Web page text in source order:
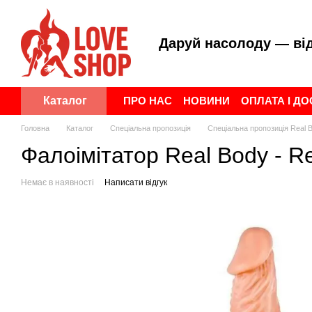
Перейти до основного контенту
Даруй насолоду —
Каталог ПРО НАС НОВИНИ
ОПЛАТА І
ПУБЛІЧНА ОФЕРТА
УГОДА
Головна Каталог Спеціальна пропозиція Спеціальна пропозиція Real
Фалоімітатор Real Body -
Немає в наявності Написати відгук